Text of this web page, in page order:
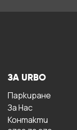
ЗА URBO
Паркиране
За Hас
Контакти